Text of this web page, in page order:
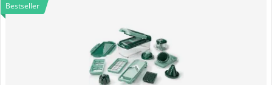
Bestseller